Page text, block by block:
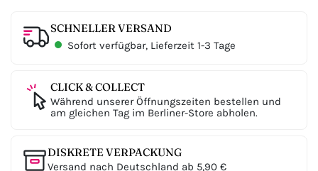
SCHNELLER VERSAND
Sofort verfügbar, Lieferzeit 1-3 Tage
CLICK & COLLECT
Während unserer Öffnungszeiten bestellen und
am gleichen Tag im Berliner-Store abholen.
DISKRETE VERPACKUNG
Versand nach Deutschland ab 5,90 €